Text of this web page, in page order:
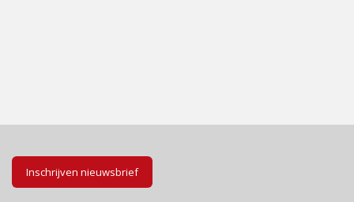
Inschrijven nieuwsbrief